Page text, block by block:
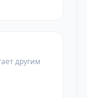
другим